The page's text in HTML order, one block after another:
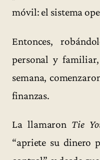
móvil: el sistema
Entonces,
personal y
semana,
finanzas.
La llamaron Tie
“apriete su dinero